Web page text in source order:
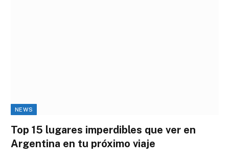
NEWS
Top 15 lugares imperdibles que ver en
Argentina en tu próximo viaje